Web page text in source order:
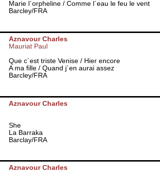
Marie l´orpheline / Comme l´eau le feu le vent
Barcley/FRA
Aznavour Charles
Mauriat Paul
Que c´est triste Venise / Hier encore
A ma fille / Quand j´en aurai assez
Barcley/FRA
Aznavour Charles
She
La Barraka
Barclay/FRA
Aznavour Charles